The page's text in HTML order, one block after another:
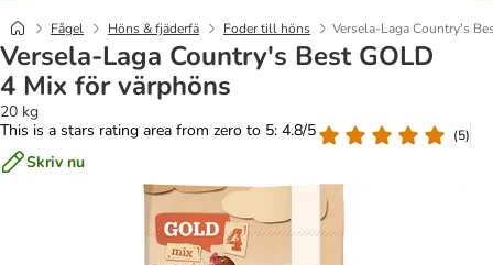
Fågel Höns & fjäderfä Foder till höns Versela-Laga Country's
Versela-Laga Country's Best GOLD
4 Mix för värphöns
20 kg
This is a stars rating area from zero to 5: 4.8/5
(5)
Skriv nu